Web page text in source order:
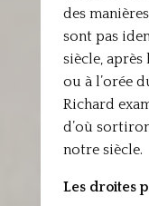
des
sont pas
siècle,
ou à l’orée
Richard
d’où
notre siècle.
Les droites